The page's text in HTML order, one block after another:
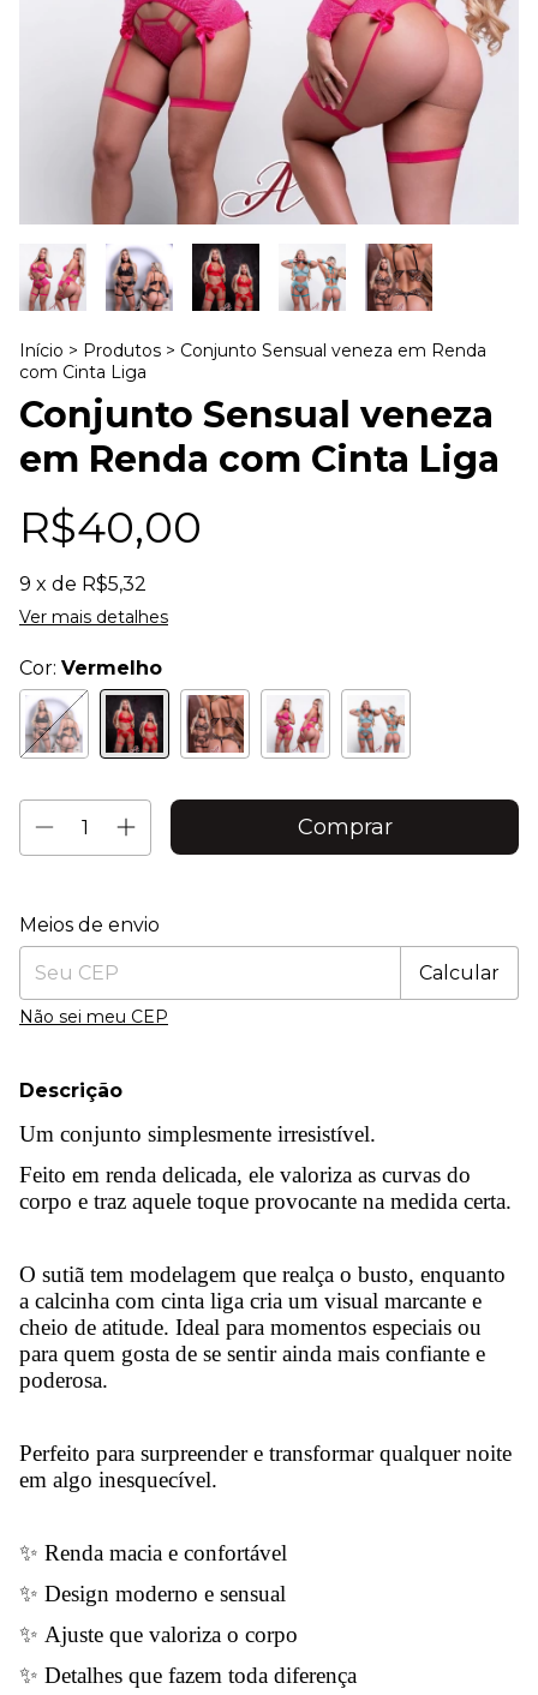
Início > Produtos > Conjunto Sensual veneza em Renda
com Cinta Liga
Conjunto Sensual veneza
em Renda com Cinta Liga
R$40,00
9 x de R$5,32
Ver mais detalhes
Cor: Vermelho
Entregas para o CEP:
Meios de envio
Calcular
Não sei meu CEP
Descrição
Um conjunto simplesmente irresistível.
Feito em renda delicada, ele valoriza as curvas do
corpo e traz aquele toque provocante na medida certa.
O sutiã tem modelagem que realça o busto, enquanto
a calcinha com cinta liga cria um visual marcante e
cheio de atitude. Ideal para momentos especiais ou
para quem gosta de se sentir ainda mais confiante e
poderosa.
Perfeito para surpreender e transformar qualquer noite
em algo inesquecível.
✨ Renda macia e confortável
✨ Design moderno e sensual
✨ Ajuste que valoriza o corpo
✨ Detalhes que fazem toda diferença